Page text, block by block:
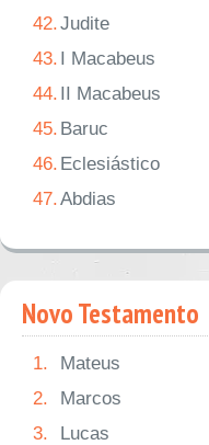
42.Judite
43. I Macabeus
44. II Macabeus
45. Baruc
46. Eclesiástico
47.Abdias
Novo Testamento
1.
Mateus
2.
Marcos
3.
Lucas